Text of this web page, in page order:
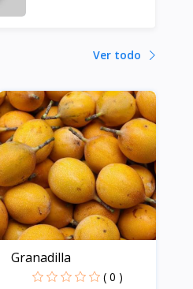
Ver todo
Granadilla
( 0 )